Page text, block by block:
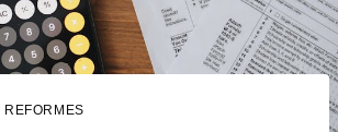
REFORMES